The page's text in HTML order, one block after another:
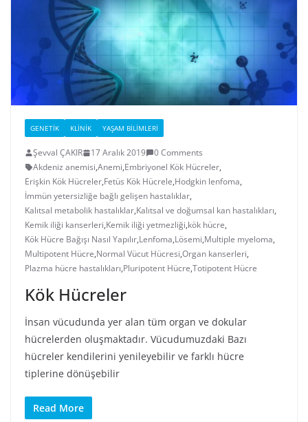
GENETIK KLINIK YAŞAM BILIMLERI
Şevval ÇAKIR 17 Aralık 2019
0 Comments
Akdeniz anemisi,Anemi,Embriyonel Kök Hücreler,
Erişkin Kök Hücreler,Fetüs Kök Hücrele,Hodgkin lenfoma,
İmmün yetersizliğe bağlı gelişen hastalıklar,
Kalıtsal metabolik hastalıklar,Kalıtsal ve doğumsal kan hastalıkları,
Kemik iliği kanserleri,Kemik iliği yetmezliği,kök hücre,
Kök Hücre Bağışı Nasıl Yapılır,Lenfoma,Lösemi,Multiple myeloma,
Multipotent Hücre,Normal Vücut Hücresi,Organ kanserleri,
Plazma hücre hastalıkları,Pluripotent Hücre,Totipotent Hücre
Kök Hücreler
İnsan vücudunda yer alan tüm organ ve dokular
hücrelerden oluşmaktadır. Vücudumuzdaki Bazı
hücreler kendilerini yenileyebilir ve farklı hücre
tiplerine dönüşebilir
Read More